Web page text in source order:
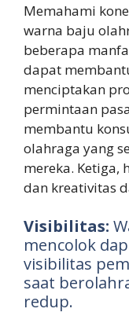
Memahami
warna baju
beberapa
dapat
menciptakan
permintaan
membantu
olahraga yang
mereka. Ketiga,
dan kreativitas
Visibilitas:
mencolok
visibilitas
saat
redup.